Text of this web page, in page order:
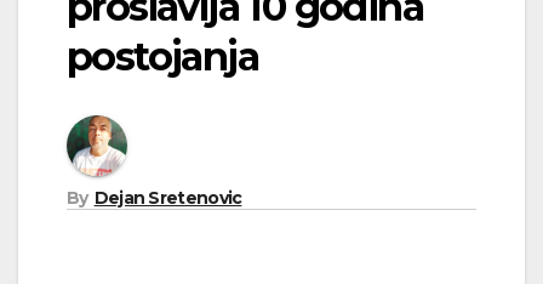
postojanja
By Dejan Sretenovic